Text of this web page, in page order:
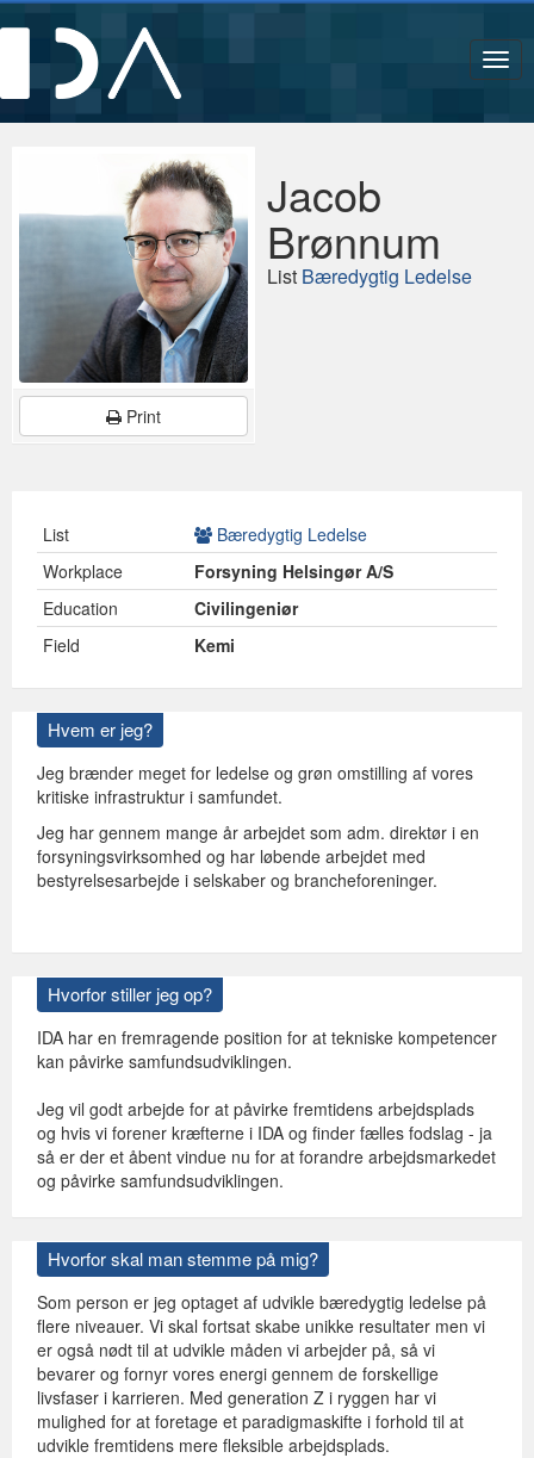
Print
Jacob
Brønnum
List Bæredygtig Ledelse
List
Bæredygtig Ledelse
Workplace
Forsyning Helsingør A/S
Education
Civilingeniør
Field
Kemi
Hvem er jeg?
Jeg brænder meget for ledelse og grøn omstilling af vores
kritiske infrastruktur i samfundet.
Jeg har gennem mange år arbejdet som adm. direktør i en
forsyningsvirksomhed og har løbende arbejdet med
bestyrelsesarbejde i selskaber og brancheforeninger.
Hvorfor stiller jeg op?
IDA har en fremragende position for at tekniske kompetencer
kan påvirke samfundsudviklingen.
Jeg vil godt arbejde for at påvirke fremtidens arbejdsplads
og hvis vi forener kræfterne i IDA og finder fælles fodslag - ja
så er der et åbent vindue nu for at forandre arbejdsmarkedet
og påvirke samfundsudviklingen.
Hvorfor skal man stemme på mig?
Som person er jeg optaget af udvikle bæredygtig ledelse på
flere niveauer. Vi skal fortsat skabe unikke resultater men vi
er også nødt til at udvikle måden vi arbejder på, så vi
bevarer og fornyr vores energi gennem de forskellige
livsfaser i karrieren. Med generation Z i ryggen har vi
mulighed for at foretage et paradigmaskifte i forhold til at
udvikle fremtidens mere fleksible arbejdsplads.